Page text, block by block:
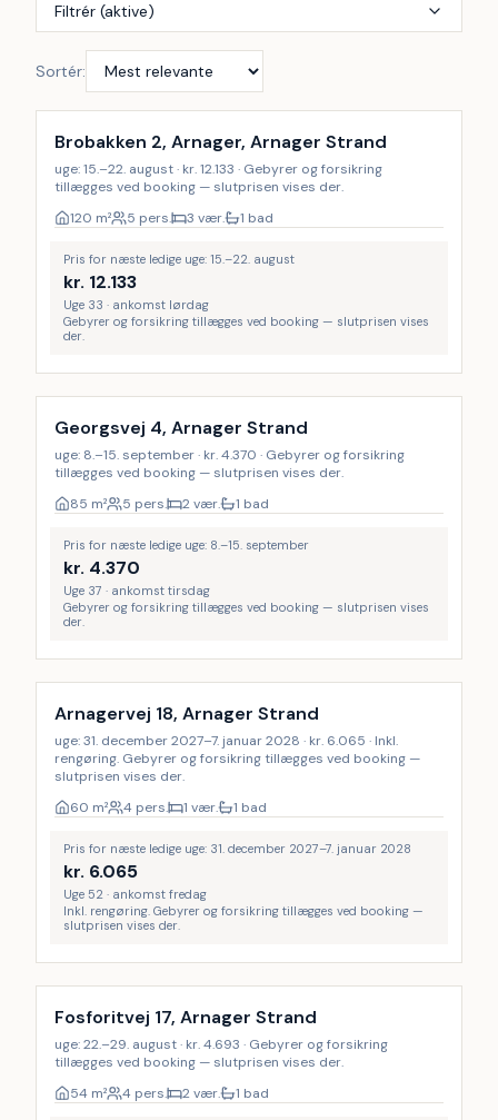
Filtrér (aktive)
Sortér:
Brobakken 2, Arnager, Arnager Strand
uge: 15.–22. august · kr. 12.133 · Gebyrer og forsikring
tillægges ved booking — slutprisen vises der.
120 m² 5 pers. 3 vær. 1 bad
Pris for næste ledige uge: 15.–22. august
kr. 12.133
Uge 33 · ankomst lørdag
Gebyrer og forsikring tillægges ved booking — slutprisen vises
der.
Georgsvej 4, Arnager Strand
uge: 8.–15. september · kr. 4.370 · Gebyrer og forsikring
tillægges ved booking — slutprisen vises der.
85 m² 5 pers. 2 vær. 1 bad
Pris for næste ledige uge: 8.–15. september
kr. 4.370
Uge 37 · ankomst tirsdag
Gebyrer og forsikring tillægges ved booking — slutprisen vises
der.
Inkl. rengøring
Arnagervej 18, Arnager Strand
uge: 31. december 2027–7. januar 2028 · kr. 6.065 · Inkl.
rengøring. Gebyrer og forsikring tillægges ved booking —
slutprisen vises der.
60 m² 4 pers. 1 vær. 1 bad
Pris for næste ledige uge: 31. december 2027–7. januar 2028
kr. 6.065
Uge 52 · ankomst fredag
Inkl. rengøring. Gebyrer og forsikring tillægges ved booking —
slutprisen vises der.
Fosforitvej 17, Arnager Strand
uge: 22.–29. august · kr. 4.693 · Gebyrer og forsikring
tillægges ved booking — slutprisen vises der.
54 m² 4 pers. 2 vær. 1 bad